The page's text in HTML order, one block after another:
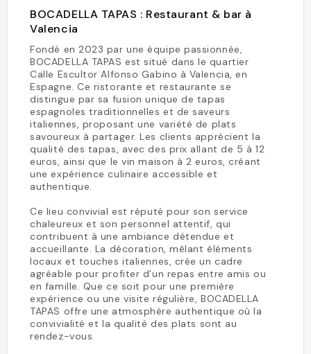
BOCADELLA TAPAS : Restaurant & bar à
Valencia
Fondé en 2023 par une équipe passionnée,
BOCADELLA TAPAS est situé dans le quartier
Calle Escultor Alfonso Gabino à Valencia, en
Espagne. Ce ristorante et restaurante se
distingue par sa fusion unique de tapas
espagnoles traditionnelles et de saveurs
italiennes, proposant une variété de plats
savoureux à partager. Les clients apprécient la
qualité des tapas, avec des prix allant de 5 à 12
euros, ainsi que le vin maison à 2 euros, créant
une expérience culinaire accessible et
authentique.
Ce lieu convivial est réputé pour son service
chaleureux et son personnel attentif, qui
contribuent à une ambiance détendue et
accueillante. La décoration, mêlant éléments
locaux et touches italiennes, crée un cadre
agréable pour profiter d’un repas entre amis ou
en famille. Que ce soit pour une première
expérience ou une visite régulière, BOCADELLA
TAPAS offre une atmosphère authentique où la
convivialité et la qualité des plats sont au
rendez-vous.